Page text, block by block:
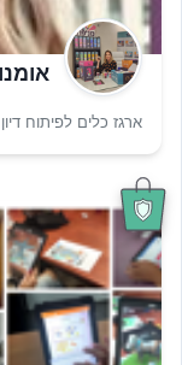
ארגז כלים לפיתוח